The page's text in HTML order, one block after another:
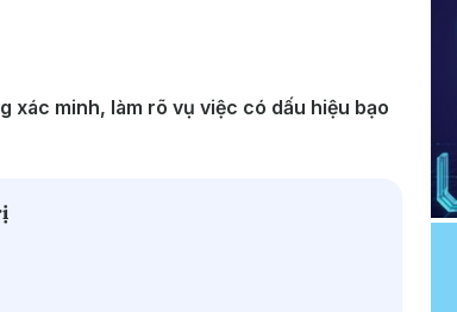
xác minh, làm rõ vụ việc có dấu hiệu bạo